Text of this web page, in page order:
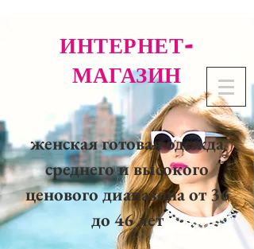
ИНТЕРНЕТ-
МАГАЗИН
женская готовая одежда
среднего и высокого
ценового диапазона от 36
до 46 лет